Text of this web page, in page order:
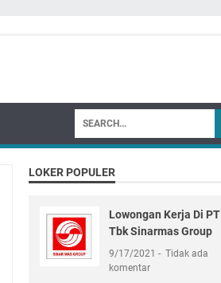
LOKER POPULER
Lowongan Kerja Di PT
Tbk Sinarmas Group
9/17/2021
Tidak ada
komentar